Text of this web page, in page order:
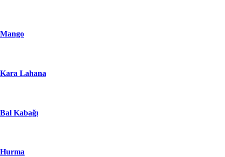
Mango
Kara Lahana
Bal Kabağı
Hurma